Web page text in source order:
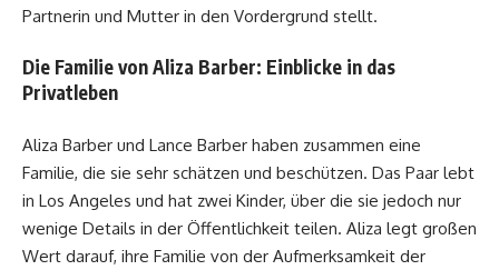
Partnerin und Mutter in den Vordergrund stellt.
Die Familie von Aliza Barber: Einblicke in das
Privatleben
Aliza Barber und Lance Barber haben zusammen eine
Familie, die sie sehr schätzen und beschützen. Das Paar lebt
in Los Angeles und hat zwei Kinder, über die sie jedoch nur
wenige Details in der Öffentlichkeit teilen. Aliza legt großen
Wert darauf, ihre Familie von der Aufmerksamkeit der